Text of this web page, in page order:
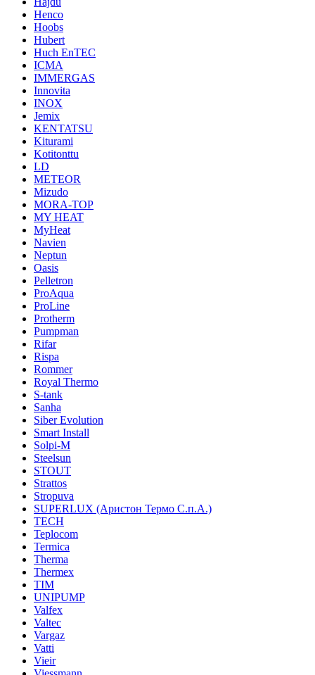
Henco
Hoobs
Hubert
Huch EnTEC
ICMA
IMMERGAS
Innovita
INOX
Jemix
KENTATSU
Kiturami
Kotitonttu
LD
METEOR
Mizudo
MORA-TOP
MY HEAT
MyHeat
Navien
Neptun
Oasis
Pelletron
ProAqua
ProLine
Protherm
Pumpman
Rifar
Rispa
Rommer
Royal Thermo
S-tank
Sanha
Siber Evolution
Smart Install
Solpi-M
Steelsun
STOUT
Strattos
Stropuva
SUPERLUX (Аристон Термо С.п.А.)
TECH
Teplocom
Termica
Therma
Thermex
TIM
UNIPUMP
Valfex
Valtec
Vargaz
Vatti
Vieir